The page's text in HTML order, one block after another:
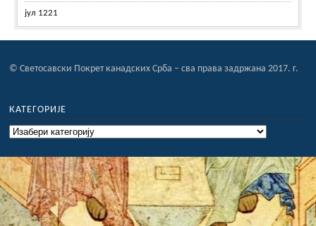
јул 1221
© Светосавски Покрет канадских Срба – сва права задржана 2017. г.
КАТЕГОРИЈЕ
Категорије